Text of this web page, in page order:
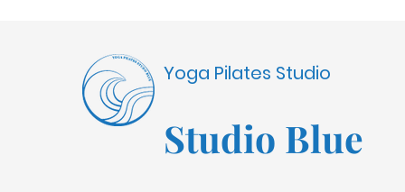
Yoga Pilates Studio
Studio Blue